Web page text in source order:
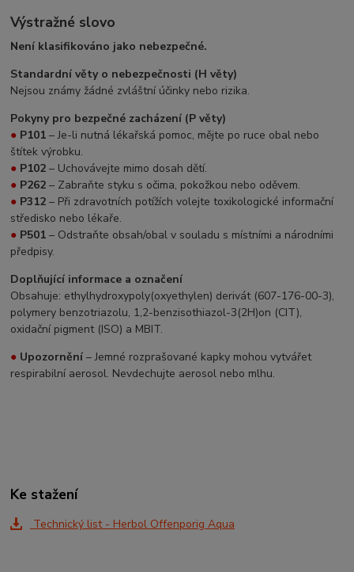
Výstražné slovo
Není klasifikováno jako nebezpečné.
Standardní věty o nebezpečnosti (H věty)
Nejsou známy žádné zvláštní účinky nebo rizika.
Pokyny pro bezpečné zacházení (P věty)
● P101 – Je-li nutná lékařská pomoc, mějte po ruce obal nebo
štítek výrobku.
● P102 – Uchovávejte mimo dosah dětí.
● P262 – Zabraňte styku s očima, pokožkou nebo oděvem.
● P312 – Při zdravotních potížích volejte toxikologické informační
středisko nebo lékaře.
● P501 – Odstraňte obsah/obal v souladu s místními a národními
předpisy.
Doplňující informace a označení
Obsahuje: ethylhydroxypoly(oxyethylen) derivát (607-176-00-3),
polymery benzotriazolu, 1,2-benzisothiazol-3(2H)on (CIT),
oxidační pigment (ISO) a MBIT.
● Upozornění – Jemné rozprašované kapky mohou vytvářet
respirabilní aerosol. Nevdechujte aerosol nebo mlhu.
Ke stažení
Technický list - Herbol Offenporig Aqua